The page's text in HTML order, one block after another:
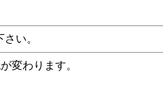
い。
変わります。